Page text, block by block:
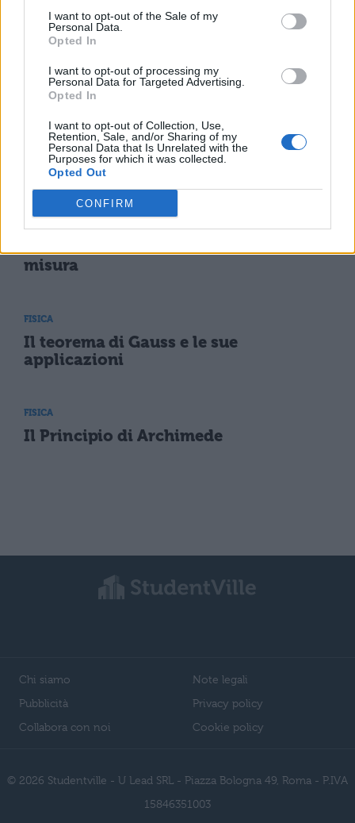
I want to opt-out of the Sale of my
Personal Data.
Opted In
I want to opt-out of processing my
Personal Data for Targeted Advertising.
Opted In
I want to opt-out of Collection, Use,
Retention, Sale, and/or Sharing of my
Personal Data that Is Unrelated with the
Purposes for which it was collected.
Opted Out
CONFIRM
Errore relativo: come si calcola
FISICA
Induzione elettromagnetica:
spiegazione, riassunto e applicazioni
Sistema internazionale di unità di
misura
FISICA
Il teorema di Gauss e le sue
applicazioni
FISICA
Il Principio di Archimede
Chi siamo
Pubblicità
Collabora con noi
Note legali
Privacy policy
Cookie policy
© 2026 Studentville - U Lead SRL - Piazza Bologna 49, Roma - P.IVA
15846351003